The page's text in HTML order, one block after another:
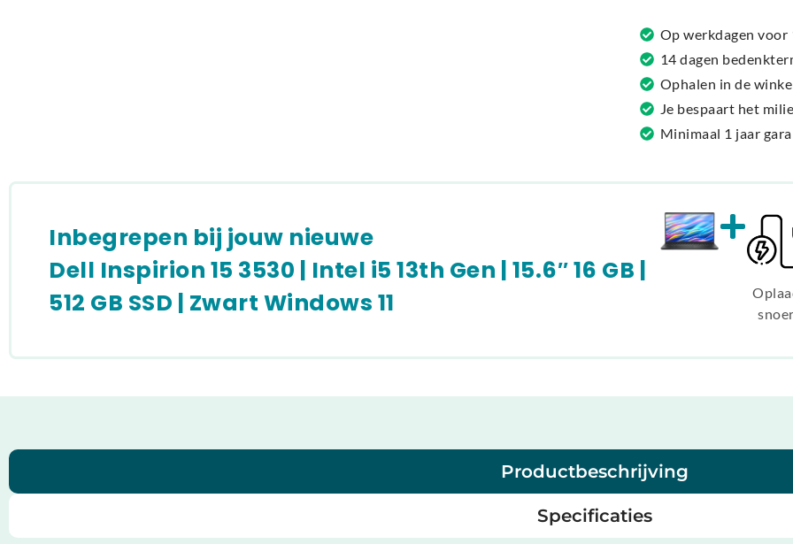
t
i
v
e
:
Op werkdagen
14 dagen
Ophalen in de
Je bespaart het
Minimaal 1 jaar
Inbegrepen bij jouw nieuwe
Dell Inspirion 15 3530 | Intel i5 13th Gen | 15.6″ 16 GB |
512 GB SSD | Zwart Windows 11
Productbeschrijving
Specificaties